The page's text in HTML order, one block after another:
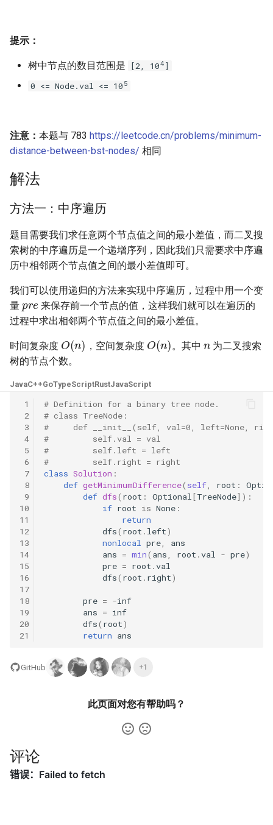
29. 顺时针打印矩阵
30. 包含 min 函数的栈
32.1. 从上到下打印二叉树
32.2. 从上到下打印二叉树 II
32.3. 从上到下打印二叉树 III
33. 二叉搜索树的后序遍历序
列
34. 二叉树中和为某一值的路
径
35. 复杂链表的复制
36. 二叉搜索树与双向链表
37. 序列化二叉树
38. 字符串的排列
39. 数组中出现次数超过一半
的数字
40. 最小的 k 个数
41. 数据流中的中位数
42. 连续子数组的最大和
43. 1 ～ n 整数中 1 出现的次
44. 数字序列中某一位的数字
45. 把数组排成最小的数
48. 最长不含重复字符的子字
符串
24. 反转链表
25. 链表中的两数相加
27. 回文链表
28. 展平多级双向链表
29. 排序的循环链表
30. 插入、删除和随机访问都
是 O(1) 的容器
31. 最近最少使用缓存
32. 有效的变位词
33. 变位词组
35. 最小时间差
36. 后缀表达式
37. 小行星碰撞
38. 每日温度
39. 直方图最大矩形面积
40. 矩阵中最大的矩形
41. 滑动窗口的平均值
42. 最近请求次数
43. 往完全二叉树添加节点
44. 二叉树每层的最大值
45. 二叉树最底层最左边的值
47. 二叉树剪枝
4.4. 检查平衡性
4.8. 首个共同祖先
5.1. 插入
5.2. 二进制数转字符串
5.3. 翻转数位
5.4. 下一个数
5.7. 配对交换
5.8. 绘制直线
8.1. 三步问题
8.2. 迷路的机器人
8.3. 魔术索引
8.4. 幂集
8.5. 递归乘法
8.6. 汉诺塔问题
8.8. 有重复字符串的排列组合
8.11. 硬币
提示：
树中节点的数目范围是 [2, 104 ]
0 <= Node.val <= 10 5
注意： 本题与 783 https://leetcode.cn/problems/minimum-
distance-between-bst-nodes/ 相同
解法
方法一：中序遍历
题目需要我们求任意两个节点值之间的最小差值，而二叉搜
索树的中序遍历是一个递增序列，因此我们只需要求中序遍
历中相邻两个节点值之间的最小差值即可。
我们可以使用递归的方法来实现中序遍历，过程中用一个变
量
pre
来保存前一个节点的值，这样我们就可以在遍历的
过程中求出相邻两个节点值之间的最小差值。
时间复杂度
O ( n)
，空间复杂度
O ( n)
。其中
为二叉搜索
树的节点个数。
JavaC++GoTypeScriptRustJavaScript
1
2
3
4
5
6
7
8
9
10
11
12
13
14
15
16
17
18
19
20
21
# Definition for a binary tree node.
# class TreeNode:
#     def __init__(self, val=0, left=None,
#         self.val = val
#         self.left = left
#         self.right = right
class Solution :
def getMinimumDifference( self, root :
def dfs( root : Optional[TreeNode]):
if root is None :
return
dfs( root . left)
nonlocal pre,
ans
ans = min( ans, root .val - pre)
pre = root .val
dfs( root . right)
pre = -inf
ans = inf
dfs( root)
return ans
GitHub +1
此页面对您有帮助吗？
评论